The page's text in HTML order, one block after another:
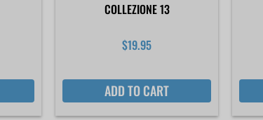
COLLEZIONE 13
$19.95
ADD TO CART